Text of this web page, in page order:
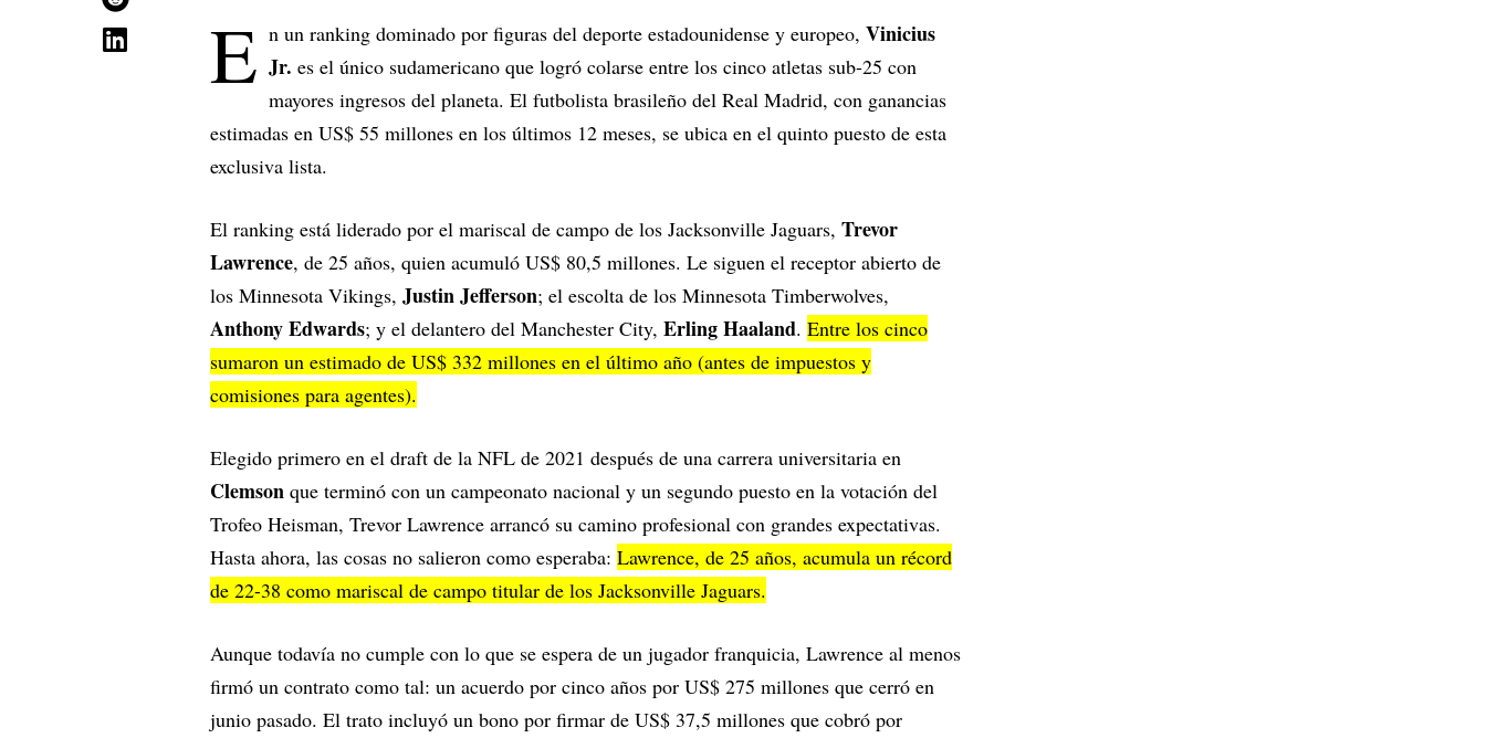
E n un ranking dominado por figuras del deporte estadounidense y europeo, Vinicius
Jr. es el único sudamericano que logró colarse entre los cinco atletas sub-25 con
mayores ingresos del planeta. El futbolista brasileño del Real Madrid, con ganancias
estimadas en US$ 55 millones en los últimos 12 meses, se ubica en el quinto puesto de esta
exclusiva lista.
El ranking está liderado por el mariscal de campo de los Jacksonville Jaguars, Trevor
Lawrence, de 25 años, quien acumuló US$ 80,5 millones. Le siguen el receptor abierto de
los Minnesota Vikings, Justin Jefferson; el escolta de los Minnesota Timberwolves,
Anthony Edwards; y el delantero del Manchester City, Erling Haaland. Entre los cinco
sumaron un estimado de US$ 332 millones en el último año (antes de impuestos y
comisiones para agentes).
Elegido primero en el draft de la NFL de 2021 después de una carrera universitaria en
Clemson que terminó con un campeonato nacional y un segundo puesto en la votación del
Trofeo Heisman, Trevor Lawrence arrancó su camino profesional con grandes expectativas.
Hasta ahora, las cosas no salieron como esperaba: Lawrence, de 25 años, acumula un récord
de 22-38 como mariscal de campo titular de los Jacksonville Jaguars.
Aunque todavía no cumple con lo que se espera de un jugador franquicia, Lawrence al menos
firmó un contrato como tal: un acuerdo por cinco años por US$ 275 millones que cerró en
junio pasado. El trato incluyó un bono por firmar de US$ 37,5 millones que cobró por